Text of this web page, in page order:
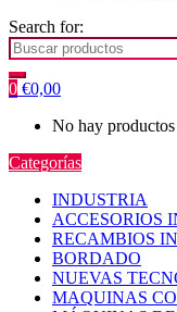
Search for:
0 €0,00
No hay
Categorías
INDUSTRIA
ACCESORIOS
RECAMBIOS
BORDADO
NUEVAS
MAQUINAS